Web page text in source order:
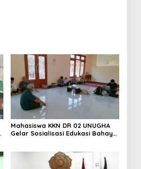
Mahasiswa KKN DR 02 UNUGHA
Gelar Sosialisasi Edukasi Bahaya